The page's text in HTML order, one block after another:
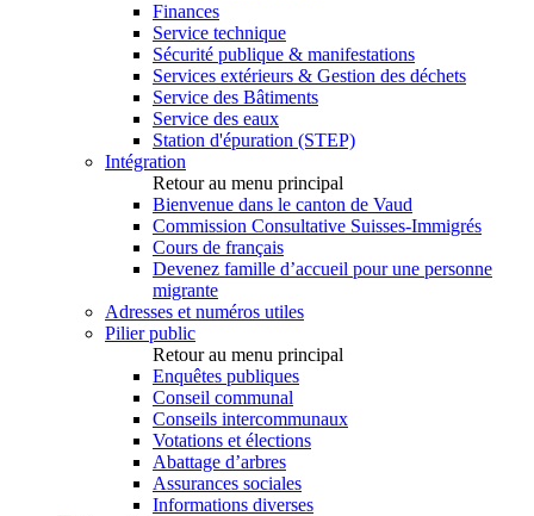
Finances
Service technique
Sécurité publique & manifestations
Services extérieurs & Gestion des déchets
Service des Bâtiments
Service des eaux
Station d'épuration (STEP)
Intégration
Retour au menu principal
Bienvenue dans le canton de Vaud
Commission Consultative Suisses-Immigrés
Cours de français
Devenez famille d’accueil pour une personne
migrante
Adresses et numéros utiles
Pilier public
Retour au menu principal
Enquêtes publiques
Conseil communal
Conseils intercommunaux
Votations et élections
Abattage d’arbres
Assurances sociales
Informations diverses